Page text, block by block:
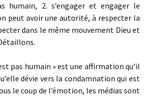
humain, 2. s’engager et engager le
peut avoir une autorité, à respecter la
dans le même mouvement Dieu et
pas humain » est une affirmation qu’il
dévie vers la condamnation qui est
le coup de l’émotion, les médias sont